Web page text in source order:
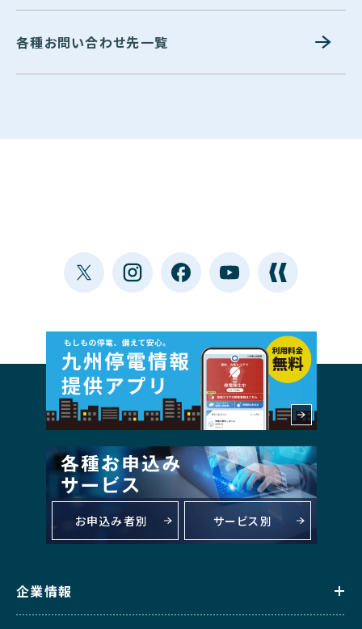
各種お問い合わせ先一覧
お申込み者別 サービス別
企業情報